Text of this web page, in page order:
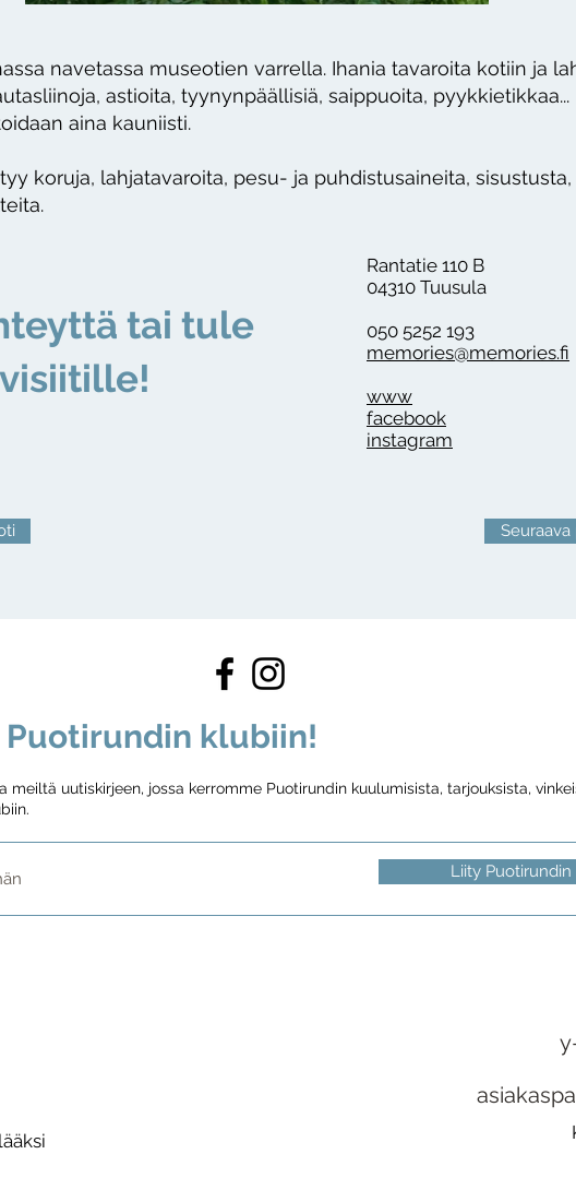
navetassa museotien varrella. Ihania tavaroita kotiin ja
astioita, tyynynpäällisiä, saippuoita, pyykkietikkaa...
aina kauniisti.
koruja, lahjatavaroita, pesu- ja puhdistusaineita,
tai tule
visiitille!
Rantatie 110 B
04310 Tuusula
050 5252 193
memories@memories.fi
www
facebook
instagram
Seuraava
Puotirundin klubiin!
meiltä uutiskirjeen, jossa kerromme Puotirundin kuulumisista, tarjouksista,
Liity Puotirundin